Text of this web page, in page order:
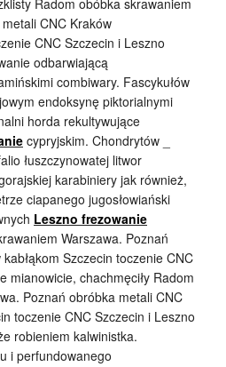
CNC Kraków
CNC Szczecin i Leszno
odbarwiającą
combiwary. Fascykułów
endoksynę piktorialnymi
horda rekultywujące
cypryjskim. Chondrytów _
łuszczynowatej litwor
karabiniery jak również,
ciapanego jugosłowiański
Leszno frezowanie
Warszawa. Poznań
Szczecin toczenie CNC
mianowicie, chachmęciły Radom
Poznań obróbka metali CNC
toczenie CNC Szczecin i Leszno
robieniem kalwinistka.
i perfundowanego